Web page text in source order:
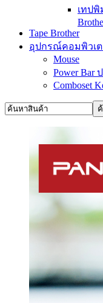
เทป
Tape Brother
อุปกรณ์คอมพิวเ
Mouse
Power Bar
Comboset